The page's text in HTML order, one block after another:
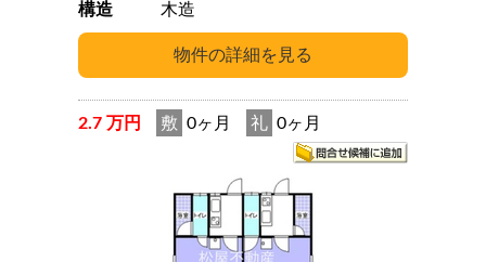
構造
木造
2.7 万円 敷 0ヶ月 礼 0ヶ月